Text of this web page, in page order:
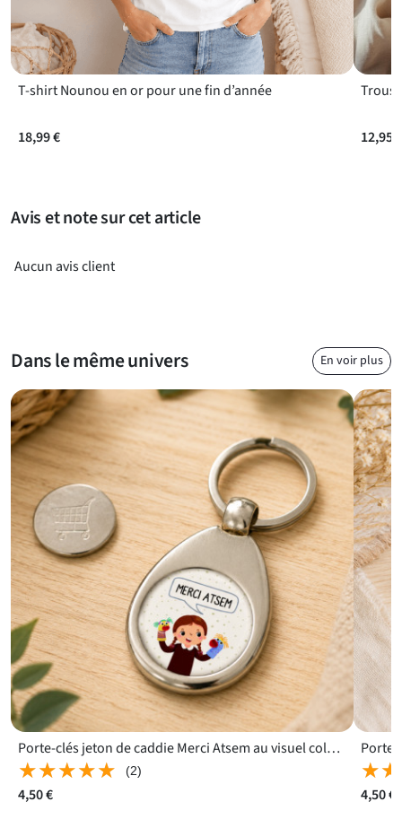
transporter et à utiliser, ce porte-clés est aussi un souvenir
durable de la relation unique que vous partagez avec elle. Avec
son design joyeux et son message valorisant, il deviendra
rapidement un objet sentimental et pratique au quotidien.
T-shirt Nounou en or pour une fin d’année
18,99 € 12,95 €
Avis et note sur cet article
Aucun avis client
Dans le même univers En voir plus
Porte-clés jeton de caddie Merci Atsem au visuel coloré facile à repérer
★★★★★
★★★★★ (2)
4,50 € 4,50 €